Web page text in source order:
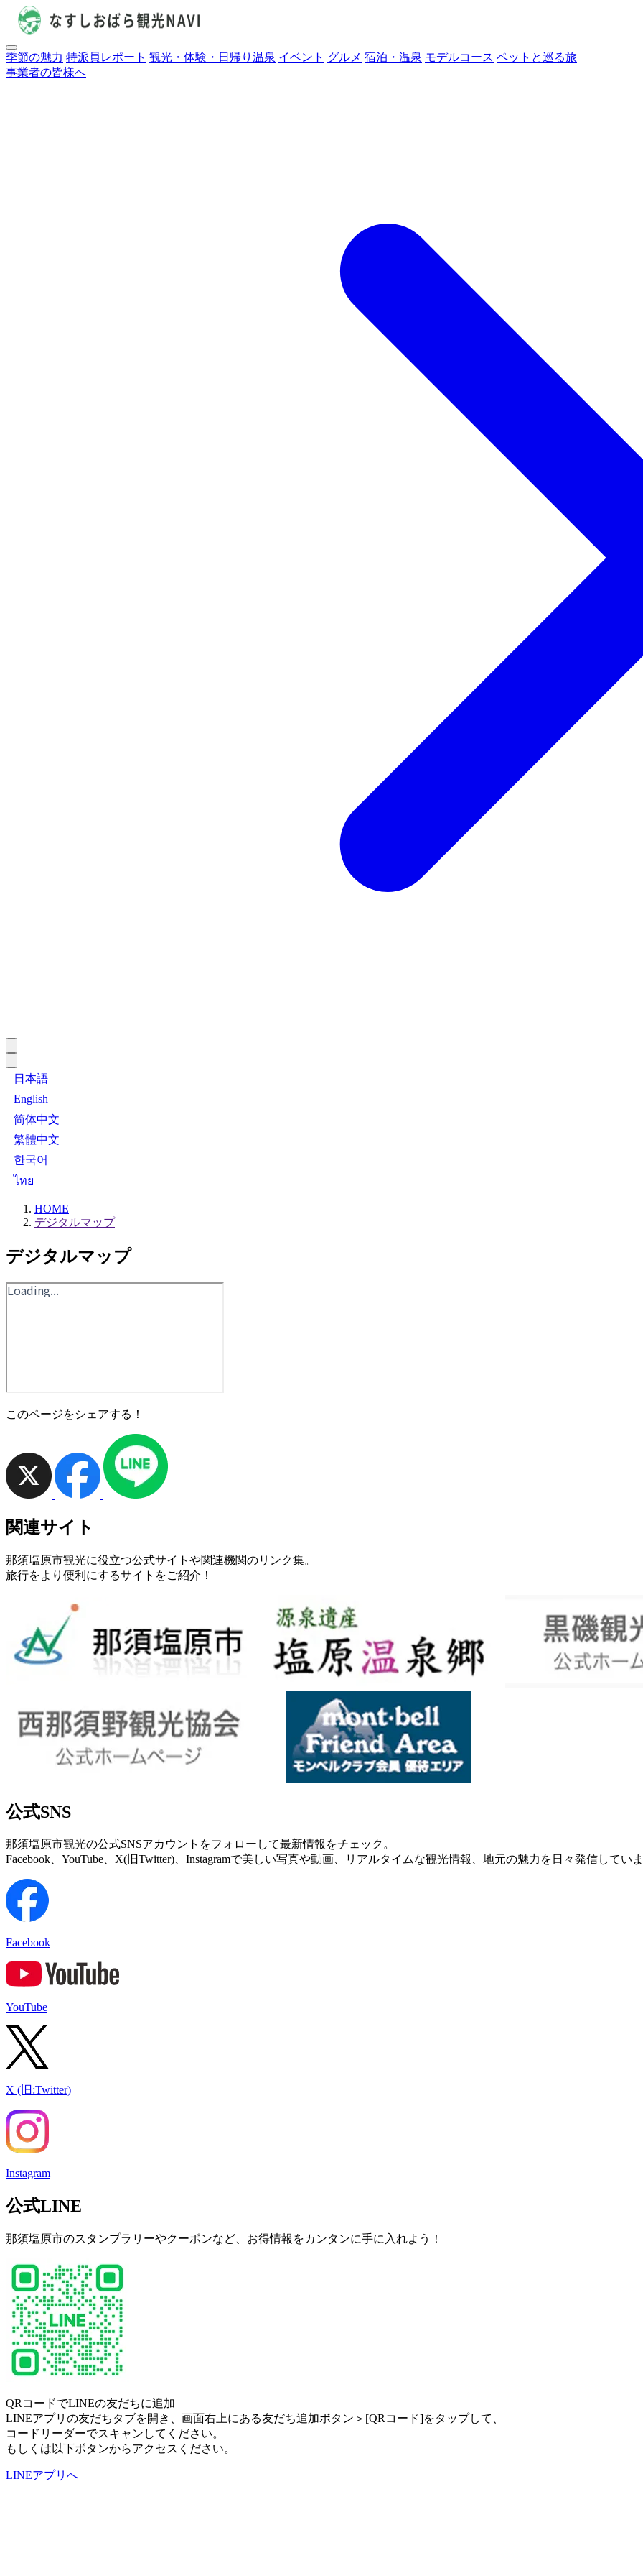
季節の魅力 特派員レポート 観光・体験・日帰り温泉 イベント グルメ 宿泊・温泉 モデルコース ペットと巡る旅
事業者の皆様へ
日本語
English
简体中文
繁體中文
한국어
ไทย
HOME
デジタルマップ
デジタルマップ
このページをシェアする！
関連サイト
那須塩原市観光に役立つ公式サイトや関連機関のリンク集。
旅行をより便利にするサイトをご紹介！
公式SNS
那須塩原市観光の公式SNSアカウントをフォローして最新情報をチェック。
Facebook、YouTube、X(旧Twitter)、Instagramで美しい写真や動画、リアルタイムな観光情報、地元の魅力を日々発信してい
Facebook
YouTube
X (旧:Twitter)
Instagram
公式LINE
那須塩原市のスタンプラリーやクーポンなど、お得情報をカンタンに手に入れよう！
QRコードでLINEの友だちに追加
LINEアプリの友だちタブを開き、画面右上にある友だち追加ボタン＞[QRコード]をタップして、
コードリーダーでスキャンしてください。
もしくは以下ボタンからアクセスください。
LINEアプリへ